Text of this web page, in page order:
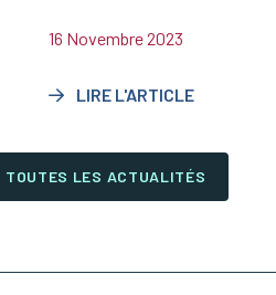
avec l’appui de l’Agefiph et du
aménagé.
16 Novembre 2023
LIRE L'ARTICLE
TOUTES LES ACTUALITÉS